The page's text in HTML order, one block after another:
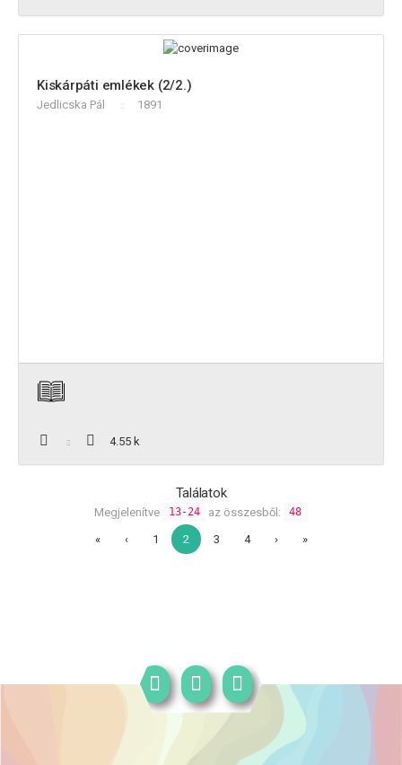
Kiskárpáti emlékek (2/2.)
Jedlicska Pál 1891
4.55 k
Találatok
Megjelenítve 13-24 az összesből: 48
« ‹ 1 2 3 4 › »